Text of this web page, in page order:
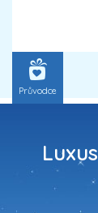
Průvodce